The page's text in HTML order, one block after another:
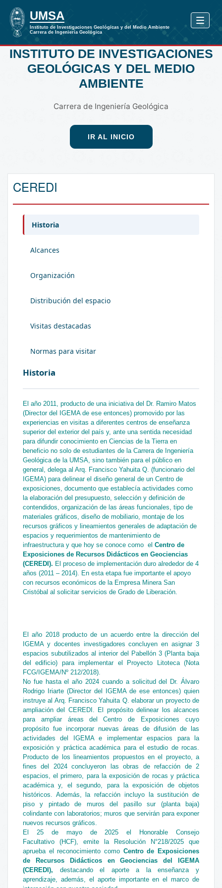
INSTITUTO DE INVESTIGACIONES
GEOLÓGICAS Y DEL MEDIO
AMBIENTE
Carrera de Ingeniería Geológica
IR AL INICIO
CEREDI
Historia
Alcances
Organización
Distribución del espacio
Visitas destacadas
Normas para visitar
Historia
El año 2011, producto de una iniciativa del Dr. Ramiro Matos
(Director del IGEMA de ese entonces) promovido por las
experiencias en visitas a diferentes centros de enseñanza
superior del exterior del país y, ante una sentida necesidad
para difundir conocimiento en Ciencias de la Tierra en
beneficio no solo de estudiantes de la Carrera de Ingeniería
Geológica de la UMSA, sino también para el público en
general, delega al Arq. Francisco Yahuita Q. (funcionario del
IGEMA) para delinear el diseño general de un Centro de
exposiciones, documento que establecía actividades como
la elaboración del presupuesto, selección y definición de
contendidos, organización de las áreas funcionales, tipo de
materiales gráficos, diseño de mobiliario, montaje de los
recursos gráficos y lineamientos generales de adaptación de
espacios y requerimientos de mantenimiento de
infraestructura y que hoy se conoce como el Centro de
Exposiciones de Recursos Didácticos en Geociencias
(CEREDI). El proceso de implementación duro alrededor de 4
años (2011 – 2014). En esta etapa fue importante el apoyo
con recursos económicos de la Empresa Minera San
Cristóbal al solicitar servicios de Grado de Liberación.
El año 2018 producto de un acuerdo entre la dirección del
IGEMA y docentes investigadores concluyen en asignar 3
espacios subutilizados al interior del Pabellón 3 (Planta baja
del edificio) para implementar el Proyecto Litoteca (Nota
FCG/IGEMA/Nº 212/2018).
No fue hasta el año 2024 cuando a solicitud del Dr. Álvaro
Rodrigo Iriarte (Director del IGEMA de ese entonces) quien
instruye al Arq. Francisco Yahuita Q. elaborar un proyecto de
ampliación del CEREDI. El propósito delinear los alcances
para ampliar áreas
del Centro de Exposiciones cuyo
propósito fue incorporar nuevas áreas de difusión de las
actividades del IGEMA e implementar espacios para la
exposición y práctica académica para el estudio de rocas.
Producto de los lineamientos propuestos en el proyecto, a
fines del 2024 concluyeron las obras de refacción de 2
espacios, el primero, para la exposición de rocas y práctica
académica y, el segundo, para la exposición de objetos
históricos. Además, la refacción incluyo la sustitución de
piso y pintado de muros del pasillo sur (planta baja)
colindante con laboratorios; muros que servirán para exponer
nuevos recursos gráficos.
El 25 de mayo de 2025 el Honorable Consejo
Facultativo (HCF), emite la Resolución N°218/2025 que
aprueba el reconocimiento como Centro de Exposiciones
de Recursos
Didácticos en Geociencias del IGEMA
(CEREDI), destacando el aporte a la enseñanza y
aprendizaje, además, el aporte importante en el marco de